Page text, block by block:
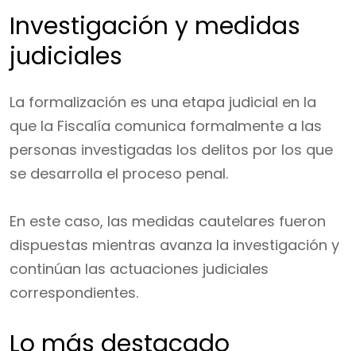
Investigación y medidas
judiciales
La formalización es una etapa judicial en la
que la Fiscalía comunica formalmente a las
personas investigadas los delitos por los que
se desarrolla el proceso penal.
En este caso, las medidas cautelares fueron
dispuestas mientras avanza la investigación y
continúan las actuaciones judiciales
correspondientes.
Lo más destacado